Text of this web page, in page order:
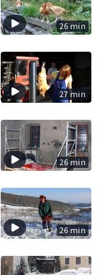
26 min
27 min
26 min
26 min